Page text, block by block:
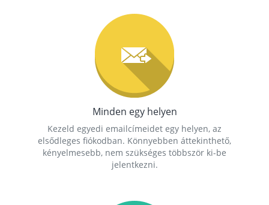
Minden egy helyen
Kezeld egyedi emailcímeidet egy helyen, az
elsődleges fiókodban. Könnyebben áttekinthető,
kényelmesebb, nem szükséges többször ki-be
jelentkezni.